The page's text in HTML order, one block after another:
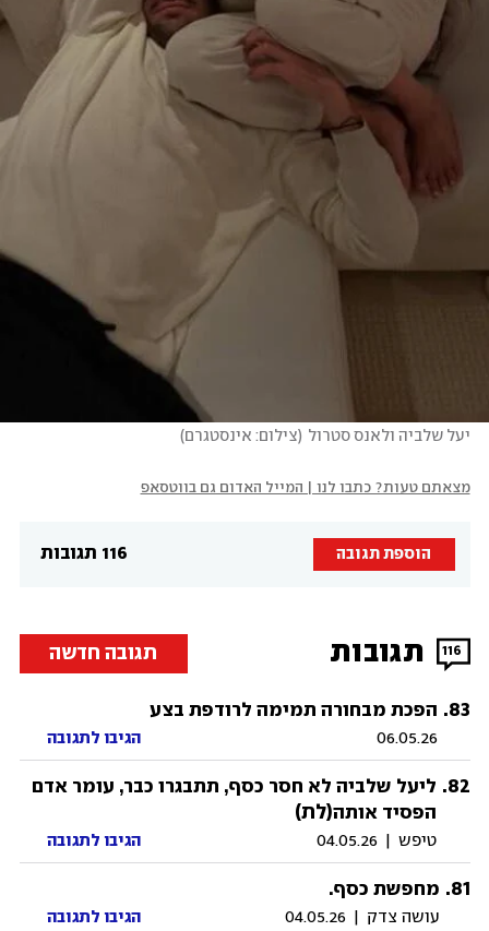
יעל שלביה ולאנס סטרול (צילום: אינסטגרם )
מצאתם טעות? כתבו לנו | המייל האדום גם בווטסאפ
116 תגובות הוספת תגובה
116 תגובות תגובה חדשה
83
. הפכת מבחורה תמימה לרודפת בצע
06.05.26 הגיבו לתגובה
82
. ליעל שלביה לא חסר כסף, תתבגרו כבר, עומר אדם
הפסיד אותה(לת)
טיפש 04.05.26 הגיבו לתגובה
81
. מחפשת כסף.
עושה צדק 04.05.26 הגיבו לתגובה